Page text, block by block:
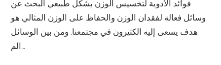
فوائد الأدوية لتخسيس الوزن بشكل طبيعي البحث عن
وسائل فعالة لفقدان الوزن والحفاظ على الوزن المثالي هو
هدف يسعى إليه الكثيرون في مجتمعنا. ومن بين الوسائل
الم…